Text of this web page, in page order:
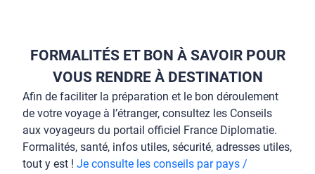
FORMALITÉS ET BON À SAVOIR POUR
VOUS RENDRE À DESTINATION
Afin de faciliter la préparation et le bon déroulement
de votre voyage à l’étranger, consultez les Conseils
aux voyageurs du portail officiel France Diplomatie.
Formalités, santé, infos utiles, sécurité, adresses utiles,
tout y est ! Je consulte les conseils par pays /